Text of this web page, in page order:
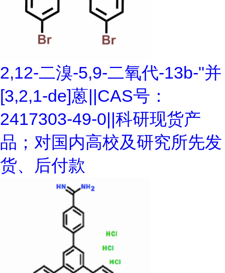
2,12-二溴-5,9-二氧代-13b-"并
[3,2,1-de]蒽||CAS号：
2417303-49-0||科研现货产
品；对国内高校及研究所先发
货、后付款